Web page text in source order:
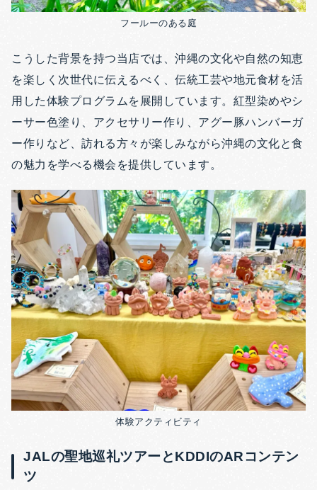
フールーのある庭
こうした背景を持つ当店では、沖縄の文化や自然の知恵
を楽しく次世代に伝えるべく、伝統工芸や地元食材を活
用した体験プログラムを展開しています。紅型染めやシ
ーサー色塗り、アクセサリー作り、アグー豚ハンバーガ
ー作りなど、訪れる方々が楽しみながら沖縄の文化と食
の魅力を学べる機会を提供しています。
体験アクティビティ
JALの聖地巡礼ツアーとKDDIのARコンテン
ツ